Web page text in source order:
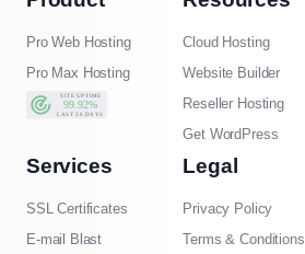
Pro Web Hosting
Pro Max Hosting
Cloud Hosting
Website Builder
Reseller Hosting
Get WordPress
Services
SSL Certificates
E-mail Blast
Legal
Privacy Policy
Terms & Conditions